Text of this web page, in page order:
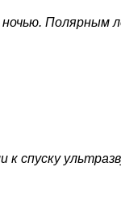
Полярным
спуску